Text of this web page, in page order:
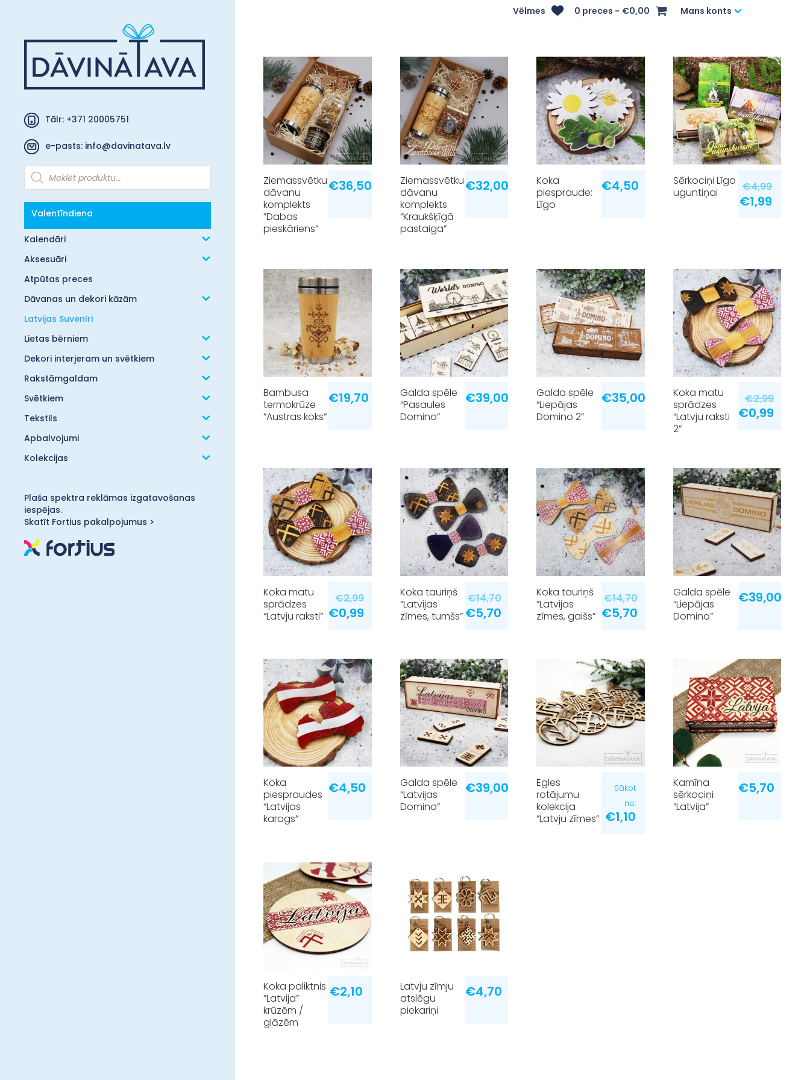
Vēlmes Mans konts
0 preces €0,00
Tālr: +371 20005751
e-pasts: info@davinatava.lv
Products
search
Valentīndiena
Kalendāri
Aksesuāri
Atpūtas preces
Dāvanas un dekori kāzām
Latvijas Suvenīri
Lietas bērniem
Dekori interjeram un svētkiem
Rakstāmgaldam
Svētkiem
Tekstils
Apbalvojumi
Kolekcijas
Plaša spektra reklāmas izgatavošanas
iespējas.
Skatīt Fortius pakalpojumus >
Ziemassvētku
dāvanu
komplekts
”Dabas
pieskāriens”
€36,50
Ziemassvētku
dāvanu
komplekts
”Kraukšķīgā
pastaiga”
€32,00
Koka
piespraude:
Līgo
€4,50
Sērkociņi Līgo
uguntiņai
€4,99
€1,99
Bambusa
termokrūze
”Austras koks”
€19,70
Galda spēle
“Pasaules
Domino”
€39,00
Galda spēle
“Liepājas
Domino 2”
€35,00
Koka matu
sprādzes
“Latvju raksti
2”
€2,99
€0,99
Koka matu
sprādzes
“Latvju raksti”
€2,99
€0,99
Koka tauriņš
”Latvijas
zīmes, tumšs”
€14,70
€5,70
Koka tauriņš
”Latvijas
zīmes, gaišs”
€14,70
€5,70
Galda spēle
“Liepājas
Domino”
€39,00
Koka
piespraudes
“Latvijas
karogs”
€4,50
Galda spēle
“Latvijas
Domino”
€39,00
Egles
rotājumu
kolekcija
”Latvju zīmes”
Sākot
no:
€1,10
Kamīna
sērkociņi
”Latvija”
€5,70
Koka paliktnis
”Latvija”
krūzēm /
glāzēm
€2,10
Latvju zīmju
atslēgu
piekariņi
€4,70